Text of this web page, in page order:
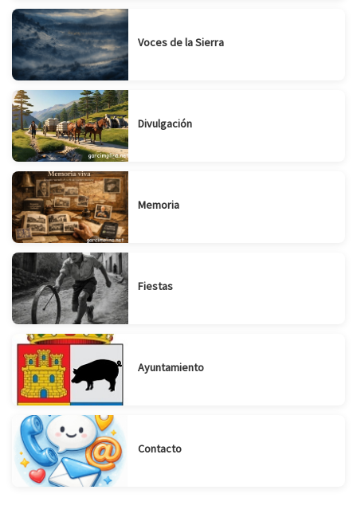
Voces de la Sierra
Divulgación
Memoria
Fiestas
Ayuntamiento
Contacto